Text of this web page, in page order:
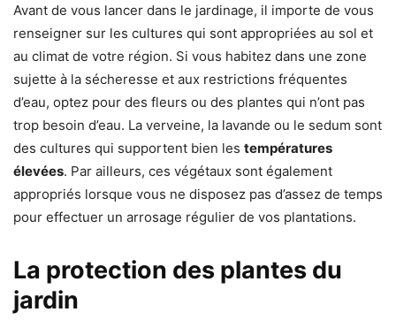
Avant de vous lancer dans le jardinage, il importe de vous
renseigner sur les cultures qui sont appropriées au sol et
au climat de votre région. Si vous habitez dans une zone
sujette à la sécheresse et aux restrictions fréquentes
d’eau, optez pour des fleurs ou des plantes qui n’ont pas
trop besoin d’eau. La verveine, la lavande ou le sedum sont
des cultures qui supportent bien les températures
élevées. Par ailleurs, ces végétaux sont également
appropriés lorsque vous ne disposez pas d’assez de temps
pour effectuer un arrosage régulier de vos plantations.
La protection des plantes du
jardin